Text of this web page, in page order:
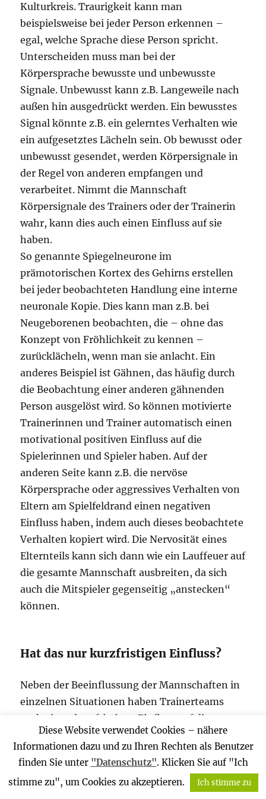
Kulturkreis. Traurigkeit kann man
beispielsweise bei jeder Person erkennen –
egal, welche Sprache diese Person spricht.
Unterscheiden muss man bei der
Körpersprache bewusste und unbewusste
Signale. Unbewusst kann z.B. Langeweile nach
außen hin ausgedrückt werden. Ein bewusstes
Signal könnte z.B. ein gelerntes Verhalten wie
ein aufgesetztes Lächeln sein. Ob bewusst oder
unbewusst gesendet, werden Körpersignale in
der Regel von anderen empfangen und
verarbeitet. Nimmt die Mannschaft
Körpersignale des Trainers oder der Trainerin
wahr, kann dies auch einen Einfluss auf sie
haben.
So genannte Spiegelneurone im
prämotorischen Kortex des Gehirns erstellen
bei jeder beobachteten Handlung eine interne
neuronale Kopie. Dies kann man z.B. bei
Neugeborenen beobachten, die – ohne das
Konzept von Fröhlichkeit zu kennen –
zurücklächeln, wenn man sie anlacht. Ein
anderes Beispiel ist Gähnen, das häufig durch
die Beobachtung einer anderen gähnenden
Person ausgelöst wird. So können motivierte
Trainerinnen und Trainer automatisch einen
motivational positiven Einfluss auf die
Spielerinnen und Spieler haben. Auf der
anderen Seite kann z.B. die nervöse
Körpersprache oder aggressives Verhalten von
Eltern am Spielfeldrand einen negativen
Einfluss haben, indem auch dieses beobachtete
Verhalten kopiert wird. Die Nervosität eines
Elternteils kann sich dann wie ein Lauffeuer auf
die gesamte Mannschaft ausbreiten, da sich
auch die Mitspieler gegenseitig „anstecken“
können.
Hat das nur kurzfristigen Einfluss?
Neben der Beeinflussung der Mannschaften in
einzelnen Situationen haben Trainerteams
auch einen langfristigen Einfluss auf die
Einstellung der Spielerinnen und Spieler und
damit eine gewisse Vorbildfunktion. Durch
reines Beobachten erlernen die Sportlerinnen
und Sportler bereits Verhaltensweisen. Das
Diese Website verwendet Cookies – nähere
Informationen dazu und zu Ihren Rechten als Benutzer
finden Sie unter "Datenschutz". Klicken Sie auf "Ich
stimme zu", um Cookies zu akzeptieren.
Ich stimme zu